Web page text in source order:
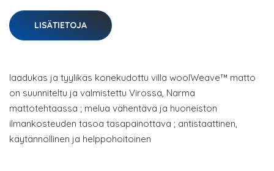
LISÄTIETOJA
laadukas ja tyylikäs konekudottu villa woolWeave™ matto
on suunniteltu ja valmistettu Virossa, Narma
mattotehtaassa ; melua vähentävä ja huoneiston
ilmankosteuden tasoa tasapainottava ; antistaattinen,
käytännöllinen ja helppohoitoinen